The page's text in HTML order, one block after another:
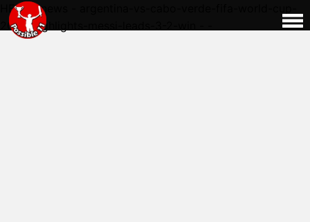
HERE - news - argentina-vs-cabo-verde-fifa-world-cup-
2026-highlights-messi-leads-3-2-win - -